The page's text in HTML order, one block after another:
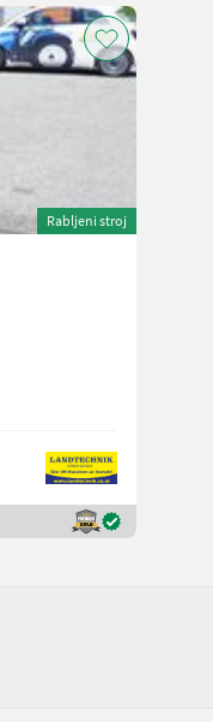
Rabljeni stroj